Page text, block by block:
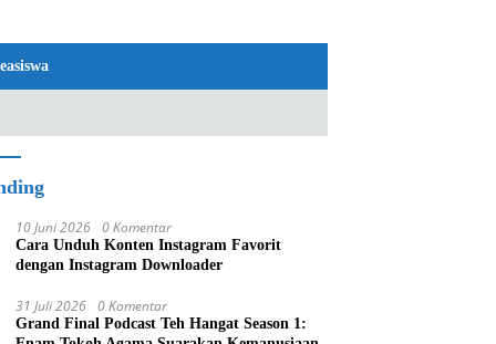
10 Juni 2026 0 Komentar
Cara Unduh Konten Instagram Favorit
dengan Instagram Downloader
31 Juli 2026 0 Komentar
Grand Final Podcast Teh Hangat Season 1: